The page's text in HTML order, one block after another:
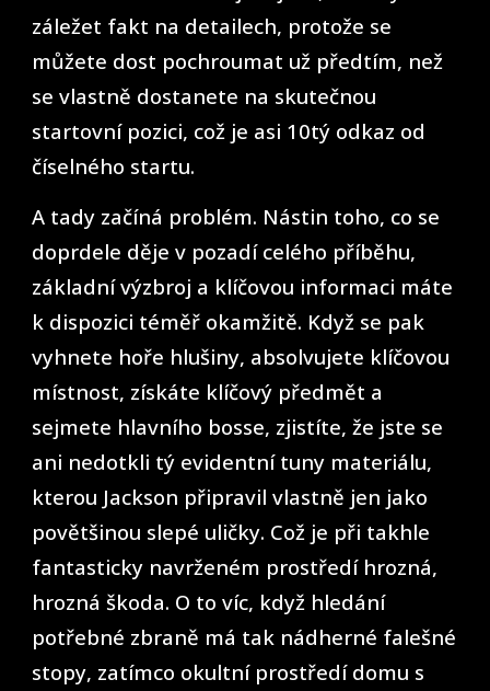
záležet fakt na detailech, protože se
můžete dost pochroumat už předtím, než
se vlastně dostanete na skutečnou
startovní pozici, což je asi 10tý odkaz od
číselného startu.
A tady začíná problém. Nástin toho, co se
doprdele děje v pozadí celého příběhu,
základní výzbroj a klíčovou informaci máte
k dispozici téměř okamžitě. Když se pak
vyhnete hoře hlušiny, absolvujete klíčovou
místnost, získáte klíčový předmět a
sejmete hlavního bosse, zjistíte, že jste se
ani nedotkli tý evidentní tuny materiálu,
kterou Jackson připravil vlastně jen jako
povětšinou slepé uličky. Což je při takhle
fantasticky navrženém prostředí hrozná,
hrozná škoda. O to víc, když hledání
potřebné zbraně má tak nádherné falešné
stopy, zatímco okultní prostředí domu s